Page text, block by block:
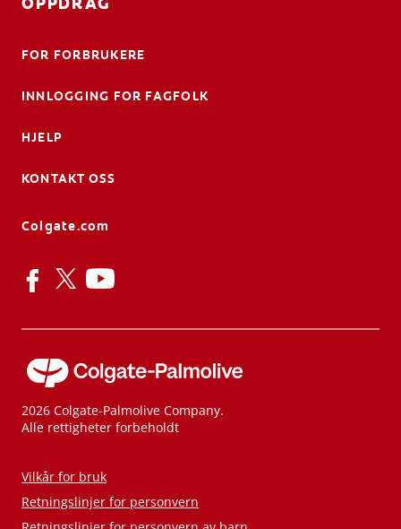
FOR FORBRUKERE
INNLOGGING FOR FAGFOLK
HJELP
KONTAKT OSS
Colgate.com
2026 Colgate-Palmolive Company.
Alle rettigheter forbeholdt
Vilkår for bruk
Retningslinjer for personvern